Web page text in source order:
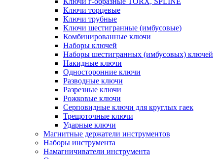
Ключи торцевые
Ключи трубные
Ключи шестигранные (имбусовые)
Комбинированные ключи
Наборы ключей
Наборы шестигранных (имбусовых) ключей
Накидные ключи
Односторонние ключи
Разводные ключи
Разрезные ключи
Рожковые ключи
Серповидные ключи для круглых гаек
Трещоточные ключи
Ударные ключи
Магнитные держатели инструментов
Наборы инструмента
Намагничиватели инструмента